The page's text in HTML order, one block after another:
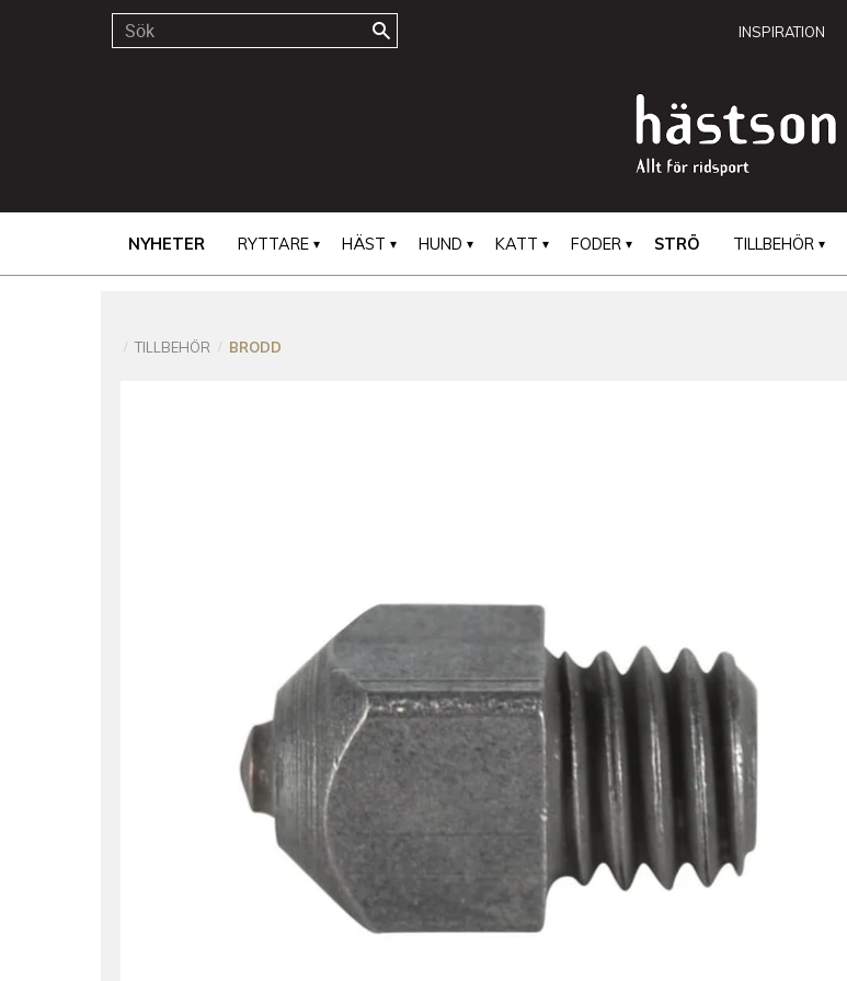
INSPIRATION
NYHETER RYTTARE HÄST HUND KATT FODER STRÖ TILLBEHÖR
TILLBEHÖR BRODD